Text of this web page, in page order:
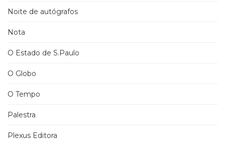
Noite de autógrafos
Nota
O Estado de S.Paulo
O Globo
O Tempo
Palestra
Plexus Editora